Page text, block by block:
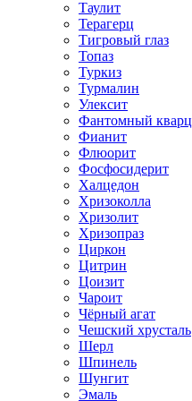
Таулит
Терагерц
Тигровый глаз
Топаз
Туркиз
Турмалин
Улексит
Фантомный кварц
Фианит
Флюорит
Фосфосидерит
Халцедон
Хризоколла
Хризолит
Хризопраз
Циркон
Цитрин
Цоизит
Чароит
Чёрный агат
Чешский хрусталь
Шерл
Шпинель
Шунгит
Эмаль